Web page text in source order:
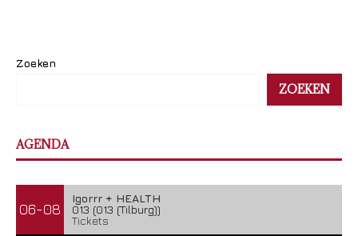
Zoeken
ZOEKEN
AGENDA
06-08
Igorrr + HEALTH
013 (013 (Tilburg))
Tickets